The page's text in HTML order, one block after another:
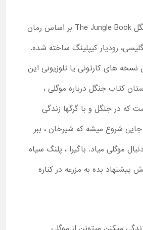
انیمیشن کتاب جنگل The Jungle Book بر اساس رمان
رودیار کیپلینگ ساخته شده.
نسخه های کارتونی یا تلوزیونی این
کتاب جنگل درباره موگلی ،
که در جنگل و با گرگها زندگی
شروع میشه که شیرخان ، ببر
موگلی میاد. باگیرا ، پلنگ سیاه
بده به مزرعه در کناره